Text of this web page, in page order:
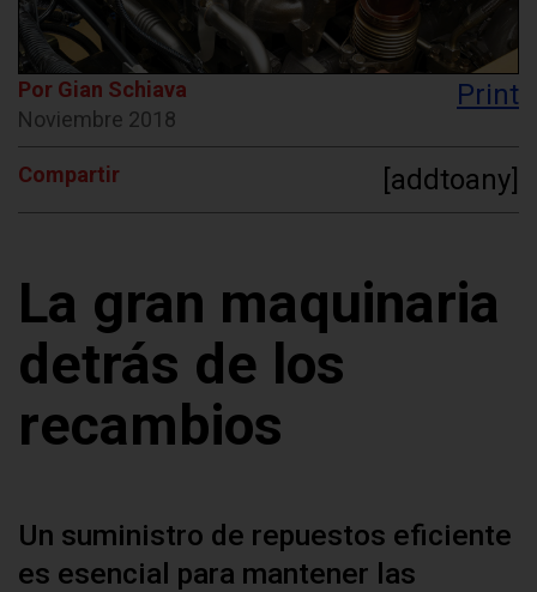
Por Gian Schiava
Noviembre 2018
Print
Compartir [addtoany]
La gran maquinaria
detrás de los
recambios
Un suministro de repuestos eficiente
es esencial para mantener las